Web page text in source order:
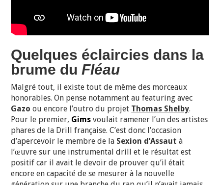
Quelques éclaircies dans la
brume duFléau
Malgré tout, il existe tout de même des morceaux
honorables. On pense notamment au featuring avec
Gazo ou encore l’outro du projet Thomas Shelby.
Pour le premier, Gims voulait ramener l’un des artistes
phares de la Drill française. C’est donc l’occasion
d’apercevoir le membre de la Sexion d’Assaut à
l’œuvre sur une instrumental drill et le résultat est
positif car il avait le devoir de prouver qu’il était
encore en capacité de se mesurer à la nouvelle